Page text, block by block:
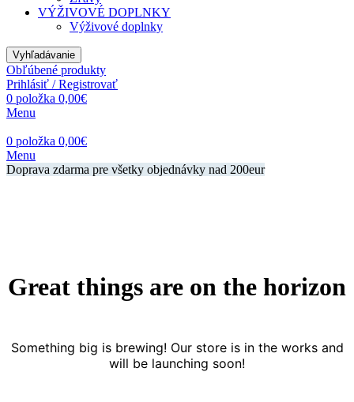
VÝŽIVOVÉ DOPLNKY
Výživové doplnky
Vyhľadávanie
Obľúbené produkty
Prihlásiť / Registrovať
0 položka 0,00€
Menu
0 položka 0,00€
Menu
Doprava zdarma pre všetky objednávky nad 200eur
Great things are on the horizon
Something big is brewing! Our store is in the works and
will be launching soon!